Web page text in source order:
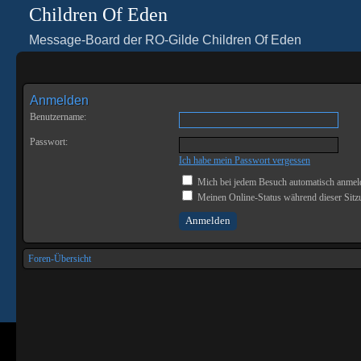
Children Of Eden
Message-Board der RO-Gilde Children Of Eden
Anmelden
Benutzername:
Passwort:
Ich habe mein Passwort vergessen
Mich bei jedem Besuch automatisch
Meinen Online-Status während dieser
Foren-Übersicht